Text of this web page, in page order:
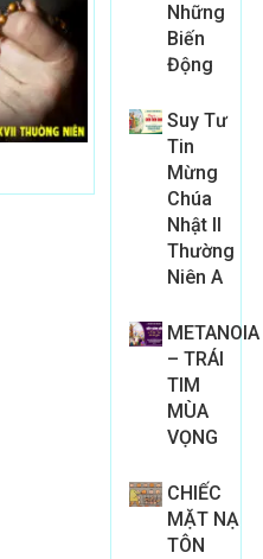
Những
Biến
Động
Suy Tư
Tin
Mừng
Chúa
Nhật II
Thường
Niên A
METANOIA
– TRÁI
TIM
MÙA
VỌNG
CHIẾC
MẶT NẠ
TÔN